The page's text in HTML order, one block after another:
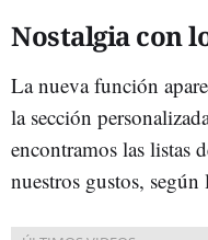
Nostalgia con
La nueva función
la sección
encontramos las listas
nuestros gustos,